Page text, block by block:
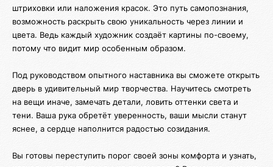
штриховки или наложения красок. Это путь самопознания,
возможность раскрыть свою уникальность через линии и
цвета. Ведь каждый художник создаёт картины по-своему,
потому что видит мир особенным образом.
Под руководством опытного наставника вы сможете открыть
дверь в удивительный мир творчества. Научитесь смотреть
на вещи иначе, замечать детали, ловить оттенки света и
тени. Ваша рука обретёт уверенность, ваши мысли станут
яснее, а сердце наполнится радостью созидания.
Вы готовы переступить порог своей зоны комфорта и узнать,